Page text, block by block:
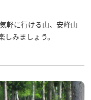
軽に行ける山、安峰山
みましょう。